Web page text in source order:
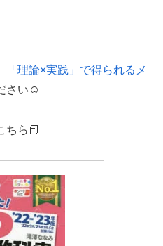
「理論×実践」で得られるメ
さい☺︎
ちら📕